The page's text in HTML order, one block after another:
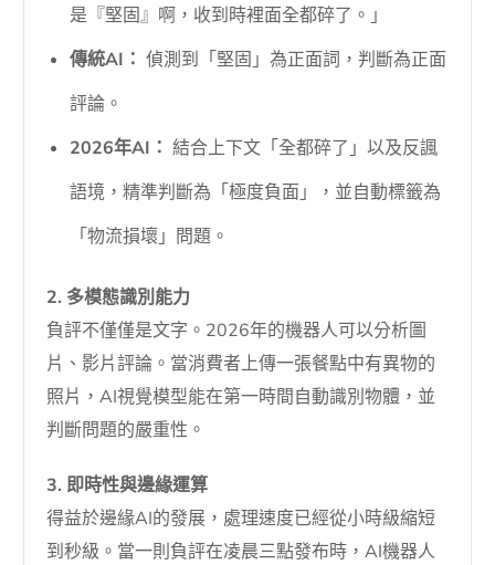
是『堅固』啊，收到時裡面全都碎了。」
傳統AI： 偵測到「堅固」為正面詞，判斷為正面
評論。
2026年AI： 結合上下文「全都碎了」以及反諷
語境，精準判斷為「極度負面」，並自動標籤為
「物流損壞」問題。
2. 多模態識別能力
負評不僅僅是文字。2026年的機器人可以分析圖
片、影片評論。當消費者上傳一張餐點中有異物的
照片，AI視覺模型能在第一時間自動識別物體，並
判斷問題的嚴重性。
3. 即時性與邊緣運算
得益於邊緣AI的發展，處理速度已經從小時級縮短
到秒級。當一則負評在凌晨三點發布時，AI機器人